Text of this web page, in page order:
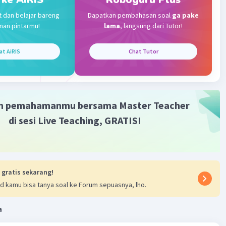
berfungsi. Meskipun ini adalah pilihan yang efektif
pertimbangan terkait dengan keamanan dan
Selain itu, ada banyak cara lain untuk menghemat
menggunakan lampu LED yang efisien energi,
· 0.0(0) Balas
dan belajar bareng
pintarmu!
AiRIS
Dapatkan pembahasan soal ga pake
lama, langsung dari Tutor!
Chat Tutor
pemahamanmu bersama Master Teacher
di sesi Live Teaching, GRATIS!
gratis sekarang!
kamu bisa tanya soal ke Forum sepuasnya, lho.